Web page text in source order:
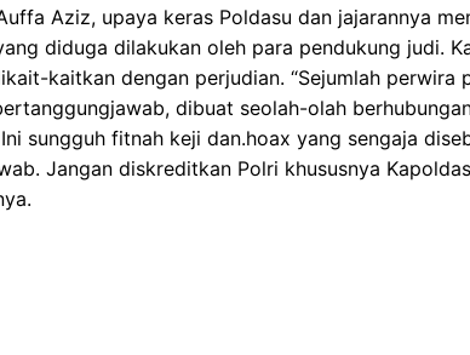
Aziz, upaya keras Poldasu dan jajarannya
diduga dilakukan oleh para pendukung judi.
kaitkan dengan perjudian. “Sejumlah perwira
dibuat seolah-olah
sungguh fitnah keji dan.hoax yang sengaja
Jangan diskreditkan Polri khususnya